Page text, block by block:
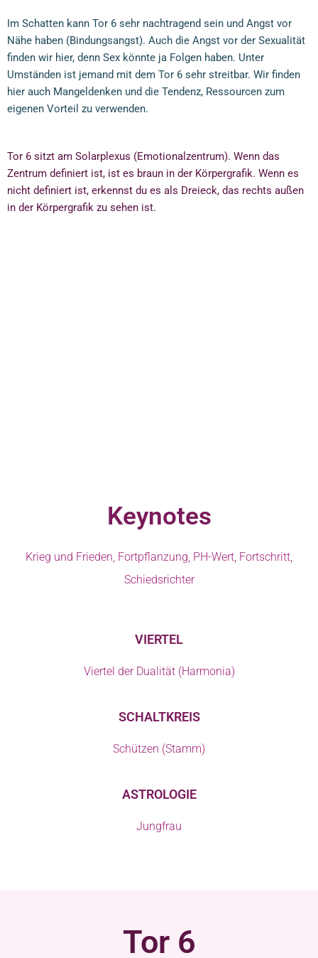
Im Schatten kann Tor 6 sehr nachtragend sein und Angst vor
Nähe haben (Bindungsangst). Auch die Angst vor der Sexualität
finden wir hier, denn Sex könnte ja Folgen haben. Unter
Umständen ist jemand mit dem Tor 6 sehr streitbar. Wir finden
hier auch Mangeldenken und die Tendenz, Ressourcen zum
eigenen Vorteil zu verwenden.
Tor 6 sitzt am Solarplexus (Emotionalzentrum). Wenn das
Zentrum definiert ist, ist es braun in der Körpergrafik. Wenn es
nicht definiert ist, erkennst du es als Dreieck, das rechts außen
in der Körpergrafik zu sehen ist.
Keynotes
Krieg und Frieden, Fortpflanzung, PH-Wert, Fortschritt,
Schiedsrichter
VIERTEL
Viertel der Dualität (Harmonia)
SCHALTKREIS
Schützen (Stamm)
ASTROLOGIE
Jungfrau
Tor 6